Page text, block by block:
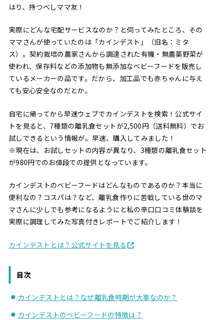
はり、持つべしママ友！
実際にどんな宅配サービスなのか？と伺ってみたところ、その
ママさんが使っていたのは「カインデスト」（旧名：ミタ
ス）。契約栽培の農家さんから調達された有機・無農薬野菜が
使われ、保存料などの添加物も無添加なベビーフードを販売し
ているメーカーの品です。だから、加工品でも赤ちゃんに与え
ても安心安全なのだとか。
自宅に帰ってから早速ウェブでカインデストを検索！公式サイ
トを見ると、7種類の離乳食セットが2,500円（送料無料）でお
試しできるという情報が。早速、購入してみました！
※現在は、お試しセットの内容が異なり、3種類の離乳食セット
が980円でのお値段での提供となっています。
カインデストのベビーフードはどんなものであるのか？本当に
便利なの？コスパは？など、離乳食作りに苦戦している世のマ
マさんに少しでも参考になるようにと私の辛口口コミ体験談を
実際に調理してみた写真付きレポートでご紹介します！
カインデストとは？公式サイトを見る
目次
カインデストとは？なぜ離乳食時期が大事なのか？
カインデストのベビーフードの特徴は？